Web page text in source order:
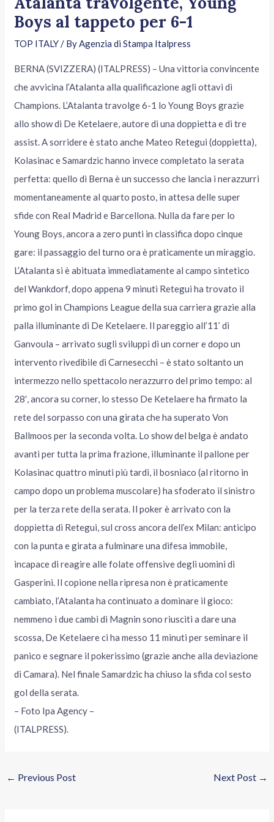
Boys al tappeto per 6-1
TOP ITALY/ ByAgenzia di Stampa Italpress
BERNA (SVIZZERA) (ITALPRESS) – Una vittoria convincente
che avvicina l’Atalanta alla qualificazione agli ottavi di
Champions. L’Atalanta travolge 6-1 lo Young Boys grazie
allo show di De Ketelaere, autore di una doppietta e di tre
assist. A sorridere è stato anche Mateo Retegui (doppietta),
Kolasinac e Samardzic hanno invece completato la serata
perfetta: quello di Berna è un successo che lancia i nerazzurri
momentaneamente al quarto posto, in attesa delle super
sfide con Real Madrid e Barcellona. Nulla da fare per lo
Young Boys, ancora a zero punti in classifica dopo cinque
gare: il passaggio del turno ora è praticamente un miraggio.
L’Atalanta si è abituata immediatamente al campo sintetico
del Wankdorf, dopo appena 9 minuti Retegui ha trovato il
primo gol in Champions League della sua carriera grazie alla
palla illuminante di De Ketelaere. Il pareggio all’11’ di
Ganvoula – arrivato sugli sviluppi di un corner e dopo un
intervento rivedibile di Carnesecchi – è stato soltanto un
intermezzo nello spettacolo nerazzurro del primo tempo: al
28′, ancora su corner, lo stesso De Ketelaere ha firmato la
rete del sorpasso con una girata che ha superato Von
Ballmoos per la seconda volta. Lo show del belga è andato
avanti per tutta la prima frazione, illuminante il pallone per
Kolasinac quattro minuti più tardi, il bosniaco (al ritorno in
campo dopo un problema muscolare) ha sfoderato il sinistro
per la terza rete della serata. Il poker è arrivato con la
doppietta di Retegui, sul cross ancora dell’ex Milan: anticipo
con la punta e girata a fulminare una difesa immobile,
incapace di reagire alle folate offensive degli uomini di
Gasperini. Il copione nella ripresa non è praticamente
cambiato, l’Atalanta ha continuato a dominare il gioco:
nemmeno i due cambi di Magnin sono riusciti a dare una
scossa, De Ketelaere ci ha messo 11 minuti per seminare il
panico e segnare il pokerissimo (grazie anche alla deviazione
di Camara). Nel finale Samardzic ha chiuso la sfida col sesto
gol della serata.
– Foto Ipa Agency –
(ITALPRESS).
← Previous Post Next Post →